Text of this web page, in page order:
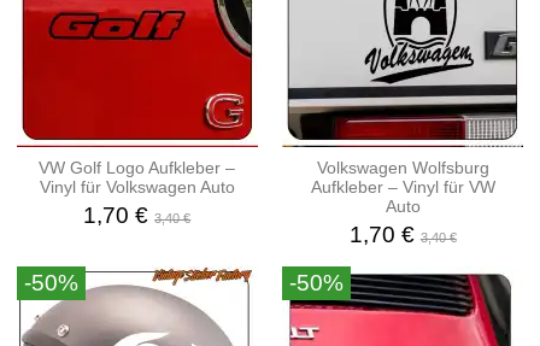
VW Golf Logo Aufkleber –
Vinyl für Volkswagen Auto
1,70 €3,40 €
Volkswagen Wolfsburg
Aufkleber – Vinyl für VW
Auto
1,70 €3,40 €
-50% -50%